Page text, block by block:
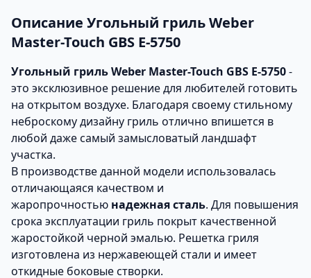
Описание Угольный гриль Weber
Master-Touch GBS E-5750
Угольный гриль Weber Master-Touch GBS E-5750-
это эксклюзивное решение для любителей готовить
на открытом воздухе. Благодаря своему стильному
неброскому дизайну гриль отлично впишется в
любой даже самый замысловатый ландшафт
участка.
В производстве данной модели использовалась
отличающаяся качеством и
жаропрочностью надежная сталь. Для повышения
срока эксплуатации гриль покрыт качественной
жаростойкой черной эмалью. Решетка гриля
изготовлена из нержавеющей стали и имеет
откидные боковые створки.